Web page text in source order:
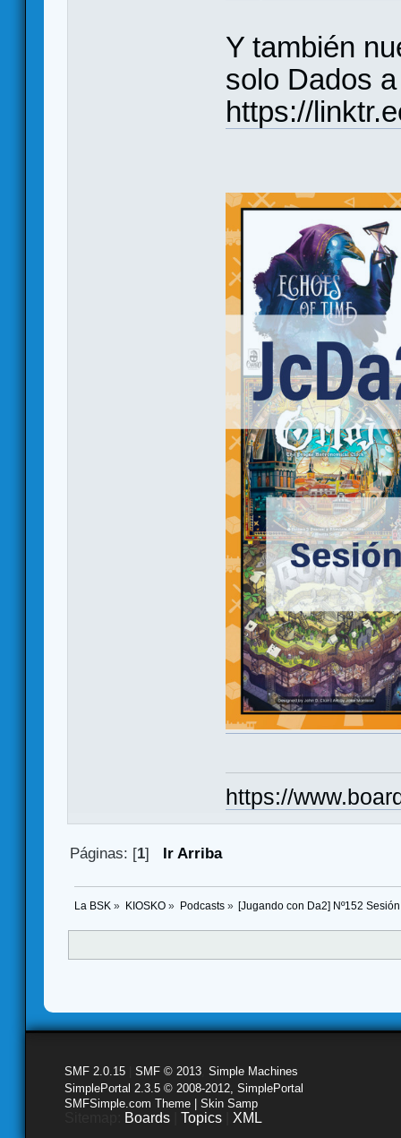
Y también
solo Dados
https://
https://
Páginas: [1] Ir Arriba
La BSK » KIOSKO» Podcasts» [Jugando con Da2] Nº152
SMF 2.0.15 SMF © 2013 Simple Machines
SimplePortal 2.3.5 © 2008-2012, SimplePortal
SMFSimple.com Theme | Skin Samp
Boards Topics XML